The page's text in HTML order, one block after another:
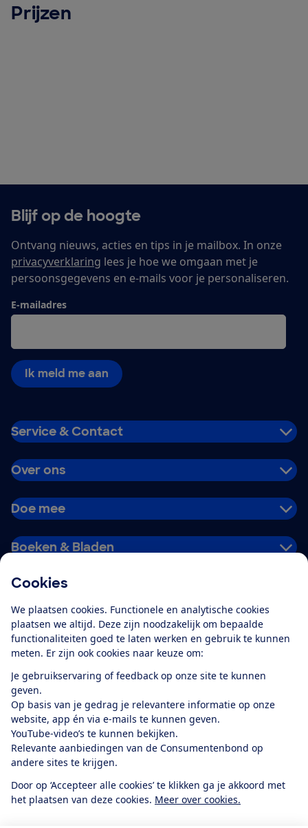
Cookies
We plaatsen cookies. Functionele en analytische cookies
plaatsen we altijd. Deze zijn noodzakelijk om bepaalde
functionaliteiten goed te laten werken en gebruik te kunnen
meten. Er zijn ook cookies naar keuze om:
Je gebruikservaring of feedback op onze site te kunnen
geven.
Op basis van je gedrag je relevantere informatie op onze
website, app én via e-mails te kunnen geven.
YouTube-video’s te kunnen bekijken.
Relevante aanbiedingen van de Consumentenbond op
andere sites te krijgen.
Door op ‘Accepteer alle cookies’ te klikken ga je akkoord met
het plaatsen van deze cookies. Meer over cookies.
Prijzen
Blijf op de hoogte
Ontvang nieuws, acties en tips in je mailbox. In onze
privacyverklaring lees je hoe we omgaan met je
persoonsgegevens en e-mails voor je personaliseren.
E-mailadres
Ik meld me aan
Service & Contact
Over ons
Doe mee
Boeken & Bladen
Alles over de
app
Algemene Voorwaarden
Privacyverklaring
Cookiebeleid
Privacyvoorkeuren
Toegankelijkheid
RSS-feed nieuws
Facebook
TwitterInstagram
YoutubeLinkedIn
12.901consumentenbeoordelen de Consumentenbondmet gemiddeld